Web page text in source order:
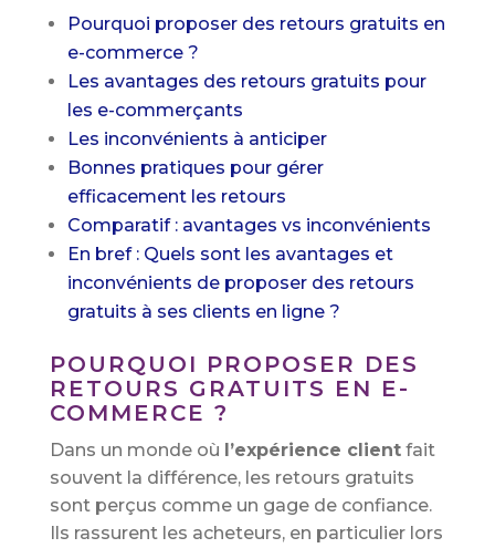
Pourquoi proposer des retours gratuits en
e-commerce ?
Les avantages des retours gratuits pour
les e-commerçants
Les inconvénients à anticiper
Bonnes pratiques pour gérer
efficacement les retours
Comparatif : avantages vs inconvénients
En bref : Quels sont les avantages et
inconvénients de proposer des retours
gratuits à ses clients en ligne ?
POURQUOI PROPOSER DES
RETOURS GRATUITS EN E-
COMMERCE ?
Dans un monde où l’expérience clientfait
souvent la différence, les retours gratuits
sont perçus comme un gage de confiance.
Ils rassurent les acheteurs, en particulier lors